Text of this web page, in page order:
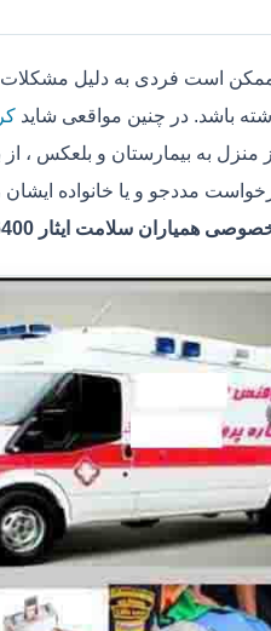
است فردی به دلیل
باشد. در چنین مواقعی شاید
منزل به بیمارستان و بلعکس ،
مددجو و یا خانواده ایشان
سلامت ایثار 36146400 شماره پروانه 3-323036